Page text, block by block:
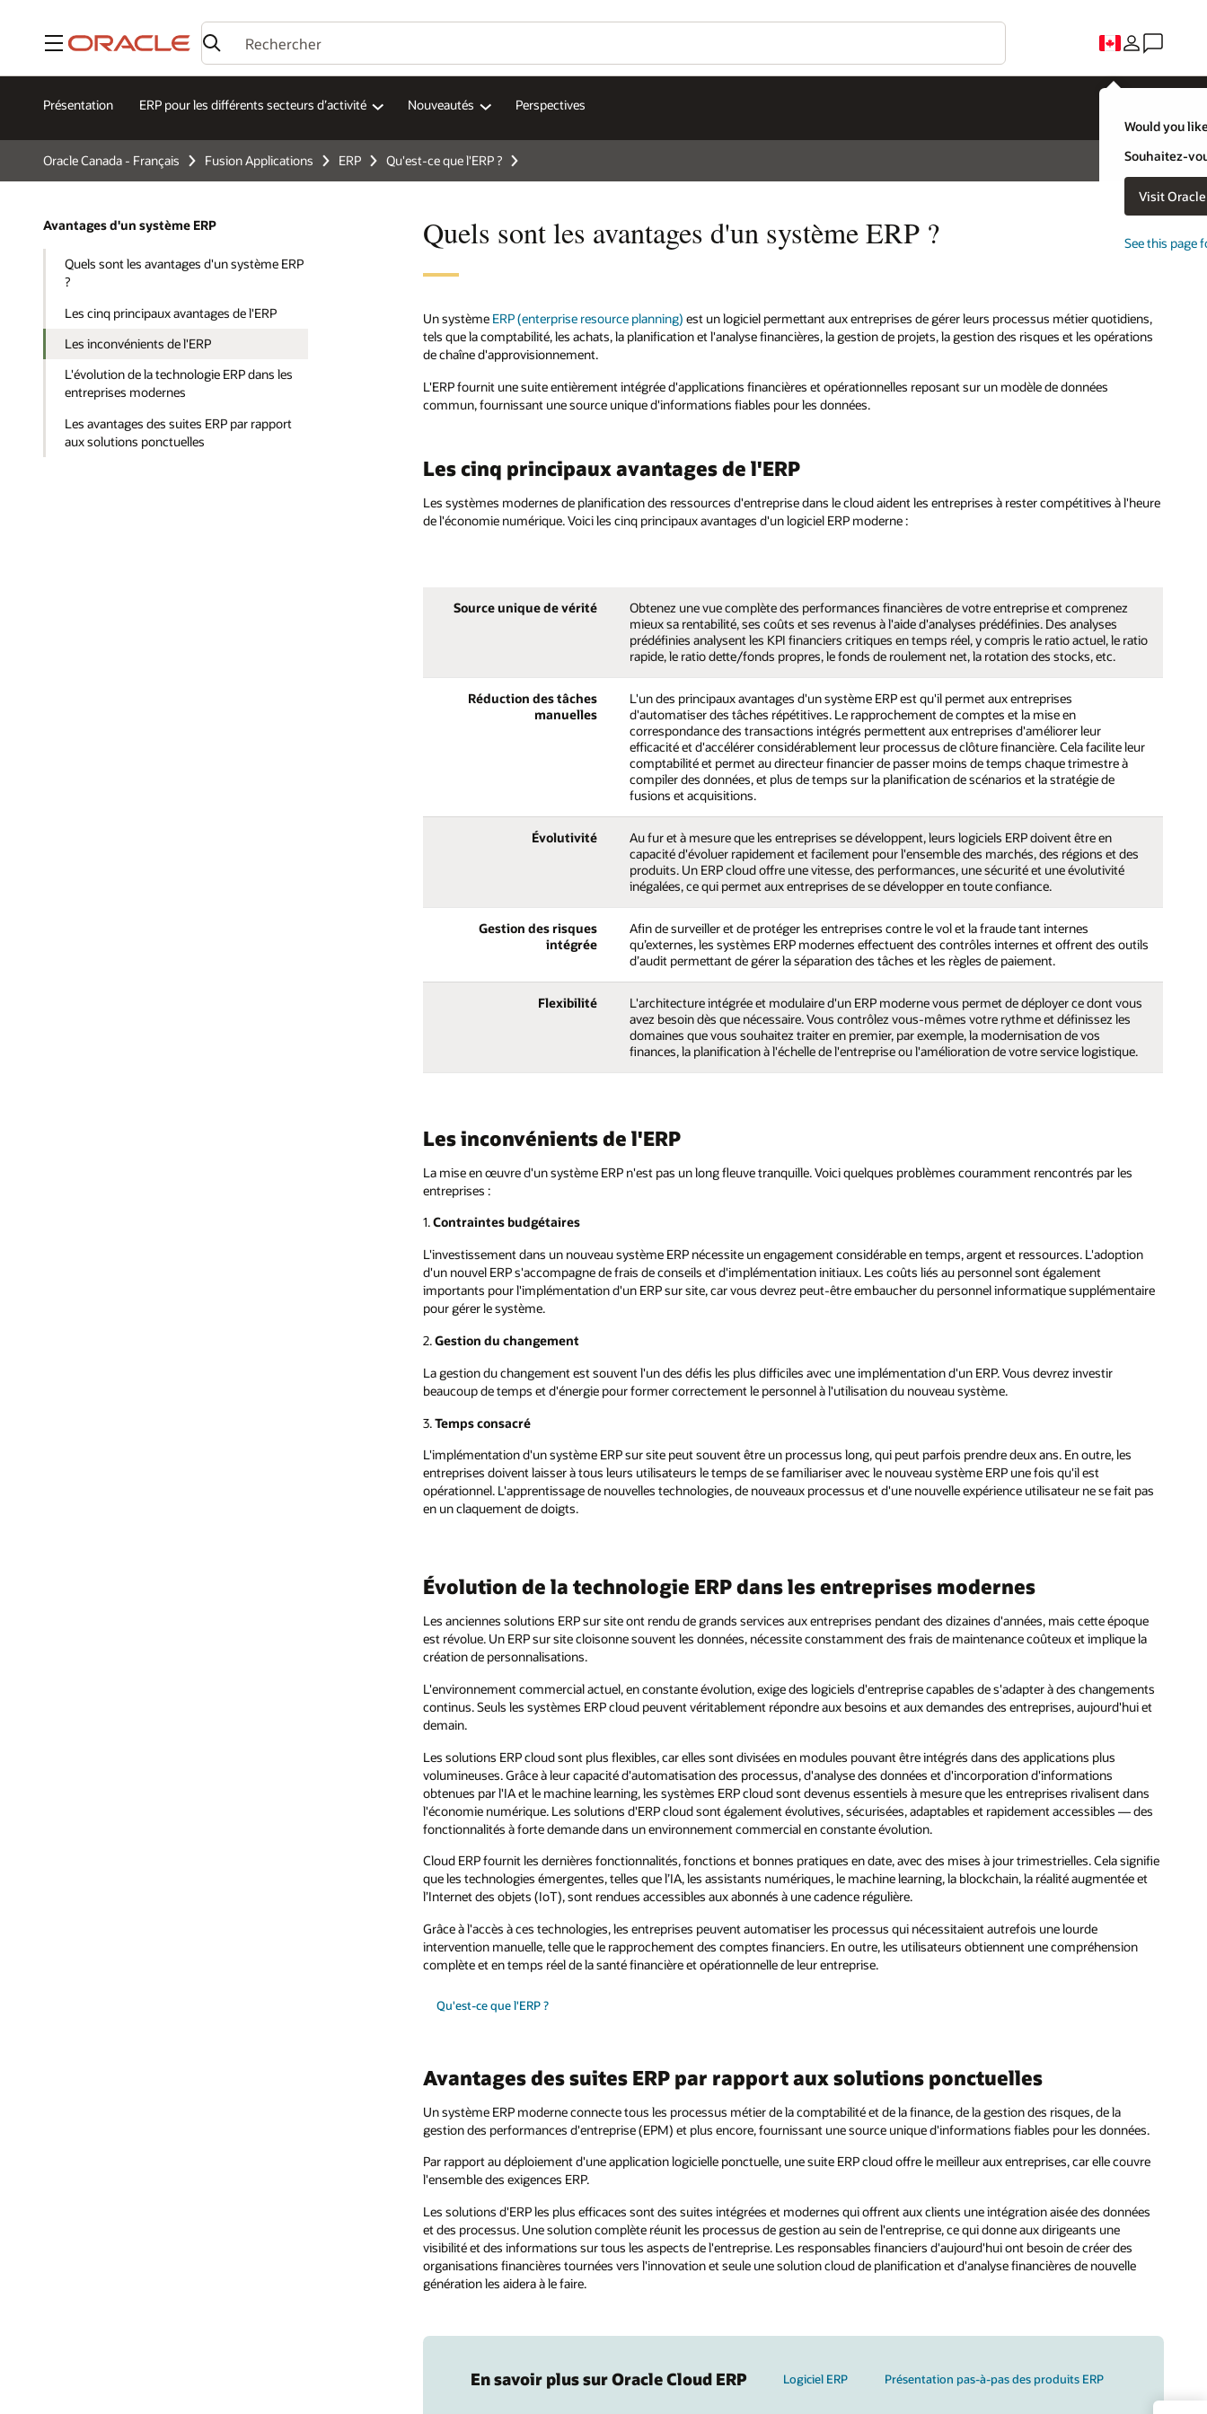
Menu
Would you
Souhaitez-
Visit
See this page
Présentation ERP pour les différents secteurs d’activité Nouveautés Perspectives
Oracle Canada - Français Fusion Applications ERP Qu'est-ce que l'ERP ?
Avantages d'un système ERP
Quels sont les avantages d'un système ERP
?
Les cinq principaux avantages de l'ERP
Les inconvénients de l'ERP
L'évolution de la technologie ERP dans les
entreprises modernes
Les avantages des suites ERP par rapport
aux solutions ponctuelles
Quels sont les avantages d'un système ERP ?
Un système ERP (enterprise resource planning) est un logiciel permettant aux entreprises de gérer leurs processus métier quotidiens,
tels que la comptabilité, les achats, la planification et l'analyse financières, la gestion de projets, la gestion des risques et les opérations
de chaîne d'approvisionnement.
L'ERP fournit une suite entièrement intégrée d'applications financières et opérationnelles reposant sur un modèle de données
commun, fournissant une source unique d'informations fiables pour les données.
Les cinq principaux avantages de l'ERP
Les systèmes modernes de planification des ressources d'entreprise dans le cloud aident les entreprises à rester compétitives à l'heure
de l'économie numérique. Voici les cinq principaux avantages d'un logiciel ERP moderne :
Source unique de vérité
Obtenez une vue complète des performances financières de votre entreprise et comprenez
mieux sa rentabilité, ses coûts et ses revenus à l'aide d'analyses prédéfinies. Des analyses
prédéfinies analysent les KPI financiers critiques en temps réel, y compris le ratio actuel, le ratio
rapide, le ratio dette/fonds propres, le fonds de roulement net, la rotation des stocks, etc.
Réduction des tâches
manuelles
L'un des principaux avantages d'un système ERP est qu'il permet aux entreprises
d'automatiser des tâches répétitives. Le rapprochement de comptes et la mise en
correspondance des transactions intégrés permettent aux entreprises d'améliorer leur
efficacité et d'accélérer considérablement leur processus de clôture financière. Cela facilite leur
comptabilité et permet au directeur financier de passer moins de temps chaque trimestre à
compiler des données, et plus de temps sur la planification de scénarios et la stratégie de
fusions et acquisitions.
Évolutivité
Au fur et à mesure que les entreprises se développent, leurs logiciels ERP doivent être en
capacité d'évoluer rapidement et facilement pour l'ensemble des marchés, des régions et des
produits. Un ERP cloud offre une vitesse, des performances, une sécurité et une évolutivité
inégalées, ce qui permet aux entreprises de se développer en toute confiance.
Gestion des risques
intégrée
Afin de surveiller et de protéger les entreprises contre le vol et la fraude tant internes
qu’externes, les systèmes ERP modernes effectuent des contrôles internes et offrent des outils
d’audit permettant de gérer la séparation des tâches et les règles de paiement.
Flexibilité
L'architecture intégrée et modulaire d'un ERP moderne vous permet de déployer ce dont vous
avez besoin dès que nécessaire. Vous contrôlez vous-mêmes votre rythme et définissez les
domaines que vous souhaitez traiter en premier, par exemple, la modernisation de vos
finances, la planification à l'échelle de l'entreprise ou l'amélioration de votre service logistique.
Les inconvénients de l'ERP
La mise en œuvre d'un système ERP n'est pas un long fleuve tranquille. Voici quelques problèmes couramment rencontrés par les
entreprises :
1.Contraintes budgétaires
L'investissement dans un nouveau système ERP nécessite un engagement considérable en temps, argent et ressources. L'adoption
d'un nouvel ERP s'accompagne de frais de conseils et d'implémentation initiaux. Les coûts liés au personnel sont également
importants pour l'implémentation d'un ERP sur site, car vous devrez peut-être embaucher du personnel informatique supplémentaire
pour gérer le système.
2.Gestion du changement
La gestion du changement est souvent l'un des défis les plus difficiles avec une implémentation d'un ERP. Vous devrez investir
beaucoup de temps et d'énergie pour former correctement le personnel à l'utilisation du nouveau système.
3.Temps consacré
L'implémentation d'un système ERP sur site peut souvent être un processus long, qui peut parfois prendre deux ans. En outre, les
entreprises doivent laisser à tous leurs utilisateurs le temps de se familiariser avec le nouveau système ERP une fois qu'il est
opérationnel. L'apprentissage de nouvelles technologies, de nouveaux processus et d'une nouvelle expérience utilisateur ne se fait pas
en un claquement de doigts.
Évolution de la technologie ERP dans les entreprises modernes
Les anciennes solutions ERP sur site ont rendu de grands services aux entreprises pendant des dizaines d'années, mais cette époque
est révolue. Un ERP sur site cloisonne souvent les données, nécessite constamment des frais de maintenance coûteux et implique la
création de personnalisations.
L'environnement commercial actuel, en constante évolution, exige des logiciels d'entreprise capables de s'adapter à des changements
continus. Seuls les systèmes ERP cloud peuvent véritablement répondre aux besoins et aux demandes des entreprises, aujourd'hui et
demain.
Les solutions ERP cloud sont plus flexibles, car elles sont divisées en modules pouvant être intégrés dans des applications plus
volumineuses. Grâce à leur capacité d'automatisation des processus, d'analyse des données et d'incorporation d'informations
obtenues par l'IA et le machine learning, les systèmes ERP cloud sont devenus essentiels à mesure que les entreprises rivalisent dans
l'économie numérique. Les solutions d'ERP cloud sont également évolutives, sécurisées, adaptables et rapidement accessibles — des
fonctionnalités à forte demande dans un environnement commercial en constante évolution.
Cloud ERP fournit les dernières fonctionnalités, fonctions et bonnes pratiques en date, avec des mises à jour trimestrielles. Cela signifie
que les technologies émergentes, telles que l’IA, les assistants numériques, le machine learning, la blockchain, la réalité augmentée et
l’Internet des objets (IoT), sont rendues accessibles aux abonnés à une cadence régulière.
Grâce à l'accès à ces technologies, les entreprises peuvent automatiser les processus qui nécessitaient autrefois une lourde
intervention manuelle, telle que le rapprochement des comptes financiers. En outre, les utilisateurs obtiennent une compréhension
complète et en temps réel de la santé financière et opérationnelle de leur entreprise.
Qu'est-ce que l'ERP ?
Avantages des suites ERP par rapport aux solutions ponctuelles
Un système ERP moderne connecte tous les processus métier de la comptabilité et de la finance, de la gestion des risques, de la
gestion des performances d'entreprise (EPM) et plus encore, fournissant une source unique d'informations fiables pour les données.
Par rapport au déploiement d'une application logicielle ponctuelle, une suite ERP cloud offre le meilleur aux entreprises, car elle couvre
l'ensemble des exigences ERP.
Les solutions d'ERP les plus efficaces sont des suites intégrées et modernes qui offrent aux clients une intégration aisée des données
et des processus. Une solution complète réunit les processus de gestion au sein de l'entreprise, ce qui donne aux dirigeants une
visibilité et des informations sur tous les aspects de l'entreprise. Les responsables financiers d'aujourd'hui ont besoin de créer des
organisations financières tournées vers l'innovation et seule une solution cloud de planification et d'analyse financières de nouvelle
génération les aidera à le faire.
En savoir plus sur Oracle Cloud ERP Logiciel ERP Présentation pas-à-pas des produits ERP